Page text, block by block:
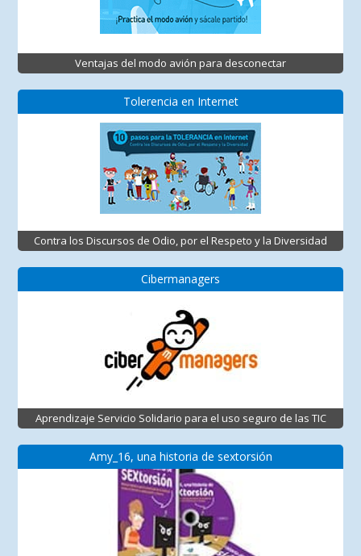
Ventajas del modo avión para desconectar
Tolerencia en Internet
Contra los Discursos de Odio, por el Respeto y la Diversidad
Cibermanagers
Aprendizaje Servicio Solidario para el uso seguro de las TIC
Amy_16, una historia de sextorsión